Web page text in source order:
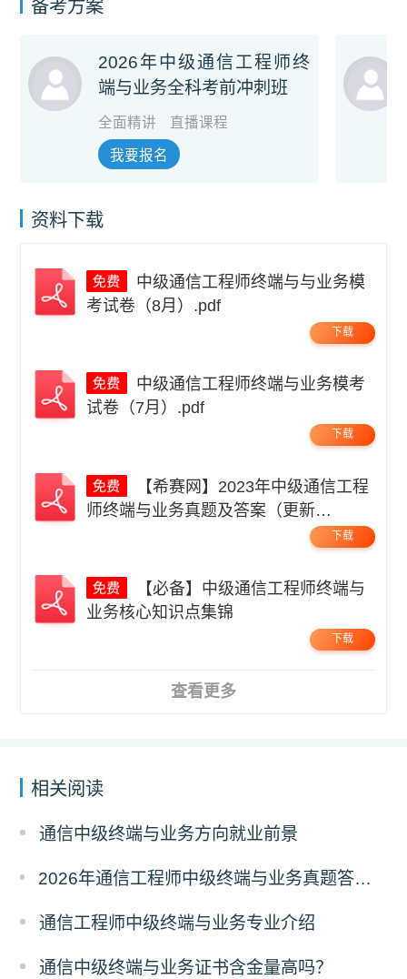
备考方案
2026年中级通信工程师终
端与业务全科考前冲刺班
全面精讲 直播课程
我要报名
资料下载
考试卷（8月）.pdf
下载
试卷（7月）.pdf
下载
师终端与业务真题及答案（更新
下载
业务核心知识点集锦
下载
查看更多
相关阅读
通信中级终端与业务方向就业前景
2026年通信工程师中级终端与业务真题答案解析（考后更新）
通信工程师中级终端与业务专业介绍
通信中级终端与业务证书含金量高吗？